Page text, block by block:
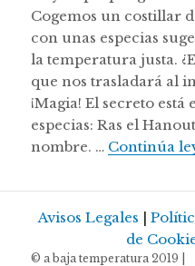
Cogemos un costillar
con unas especias
la temperatura justa.
que nos trasladará al
¡Magia! El secreto
especias: Ras el
nombre. … Continúa
Avisos Legales |
de
© a baja temperatura 2019 |